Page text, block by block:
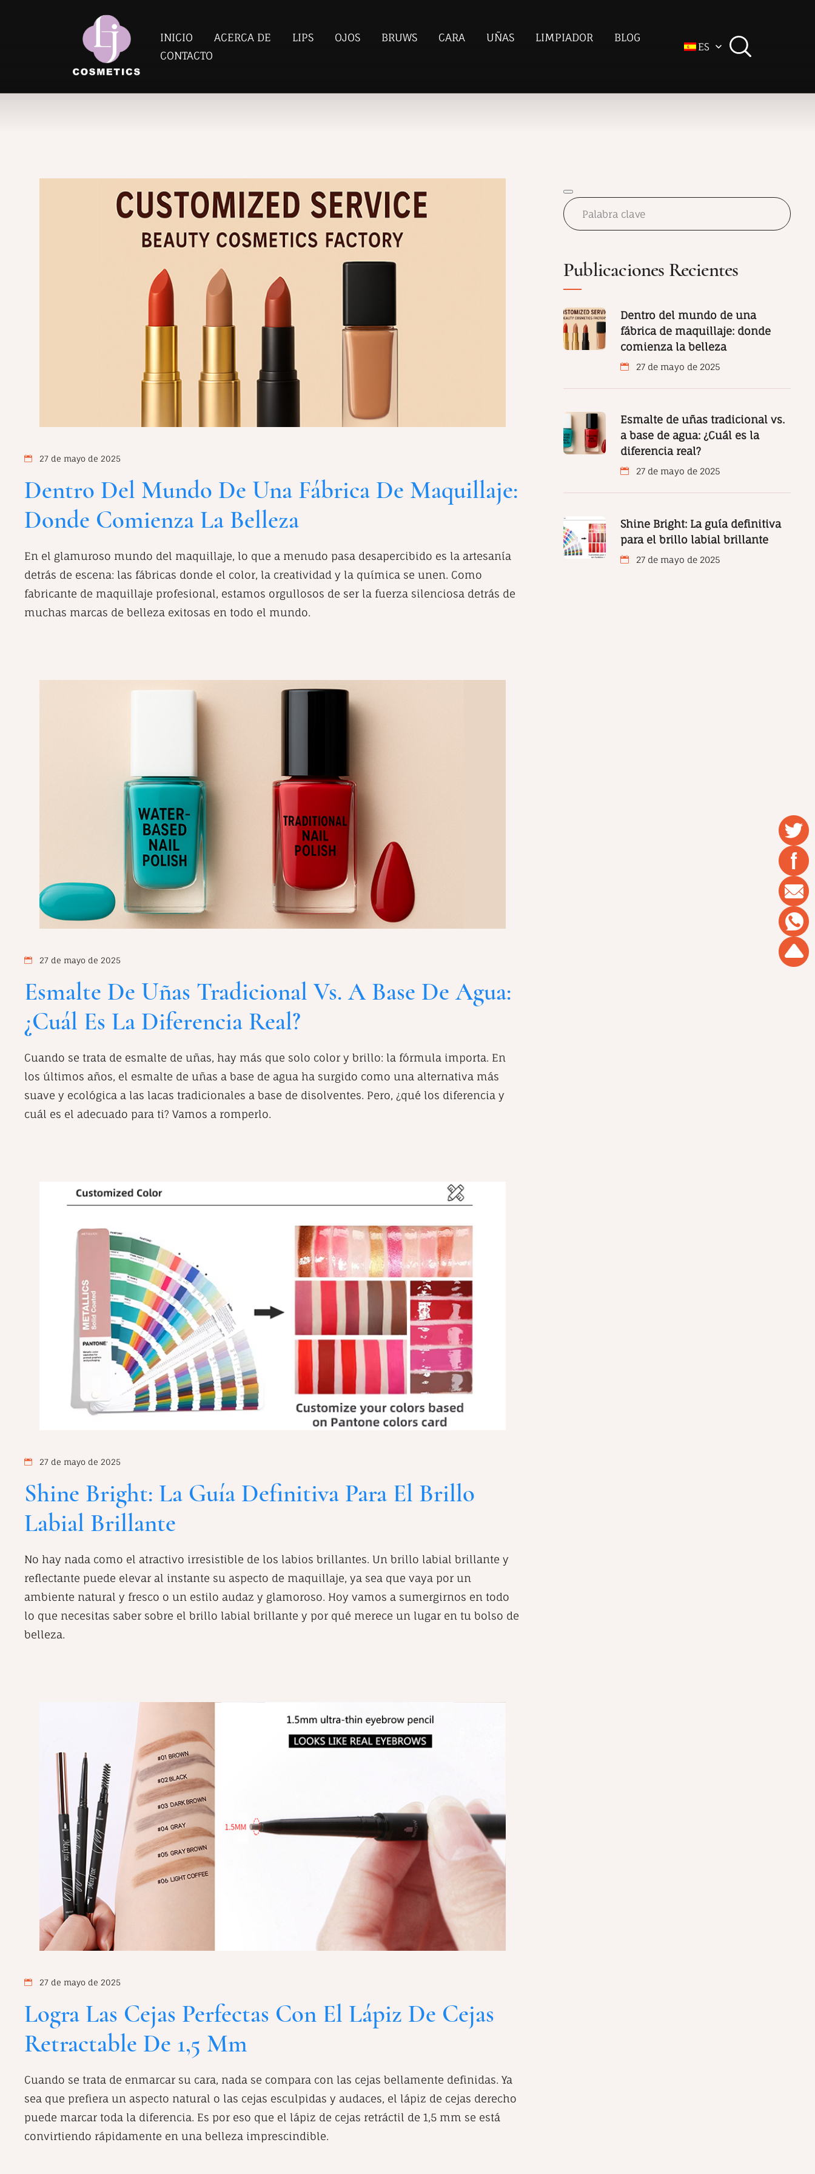
INICIO ACERCA DE LIPS OJOS BRUWS CARA UÑAS LIMPIADOR
BLOG
CONTACTO
ES
27 de mayo de 2025
Dentro Del Mundo De Una Fábrica De Maquillaje:
Donde Comienza La Belleza
En el glamuroso mundo del maquillaje, lo que a menudo pasa desapercibido es la artesanía
detrás de escena: las fábricas donde el color, la creatividad y la química se unen. Como
fabricante de maquillaje profesional, estamos orgullosos de ser la fuerza silenciosa detrás de
muchas marcas de belleza exitosas en todo el mundo.
27 de mayo de 2025
Esmalte De Uñas Tradicional Vs. A Base De Agua:
¿Cuál Es La Diferencia Real?
Cuando se trata de esmalte de uñas, hay más que solo color y brillo: la fórmula importa. En
los últimos años, el esmalte de uñas a base de agua ha surgido como una alternativa más
suave y ecológica a las lacas tradicionales a base de disolventes. Pero, ¿qué los diferencia y
cuál es el adecuado para ti? Vamos a romperlo.
27 de mayo de 2025
Shine Bright: La Guía Definitiva Para El Brillo
Labial Brillante
No hay nada como el atractivo irresistible de los labios brillantes. Un brillo labial brillante y
reflectante puede elevar al instante su aspecto de maquillaje, ya sea que vaya por un
ambiente natural y fresco o un estilo audaz y glamoroso. Hoy vamos a sumergirnos en todo
lo que necesitas saber sobre el brillo labial brillante y por qué merece un lugar en tu bolso de
belleza.
27 de mayo de 2025
Logra Las Cejas Perfectas Con El Lápiz De Cejas
Retractable De 1,5 Mm
Cuando se trata de enmarcar su cara, nada se compara con las cejas bellamente definidas. Ya
sea que prefiera un aspecto natural o las cejas esculpidas y audaces, el lápiz de cejas derecho
puede marcar toda la diferencia. Es por eso que el lápiz de cejas retráctil de 1,5 mm se está
convirtiendo rápidamente en una belleza imprescindible.
Publicaciones Recientes
Dentro del mundo de una
fábrica de maquillaje: donde
comienza la belleza
27 de mayo de 2025
Esmalte de uñas tradicional vs.
a base de agua: ¿Cuál es la
diferencia real?
27 de mayo de 2025
Shine Bright: La guía definitiva
para el brillo labial brillante
27 de mayo de 2025